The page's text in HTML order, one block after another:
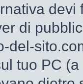
devi
di
del-
tuo PC